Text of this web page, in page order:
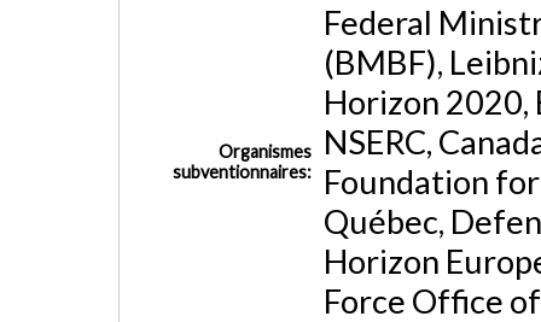
Organismes
subventionnaires:
Federal
(BMBF),
Horizon 2020,
NSERC,
Foundation
Québec,
Horizon
Force Office